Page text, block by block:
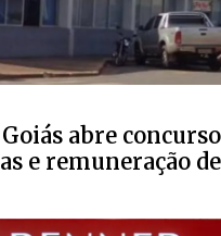
abre
e remuneração